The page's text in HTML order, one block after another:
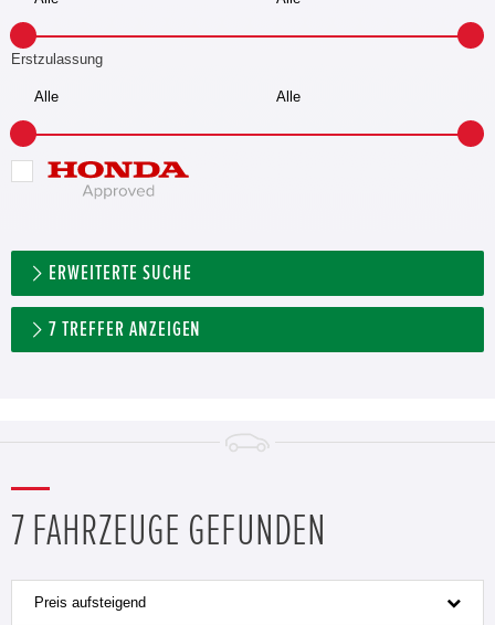
Erstzulassung
ERWEITERTE SUCHE
7 TREFFER ANZEIGEN
7 FAHRZEUGE GEFUNDEN
Preis aufsteigend